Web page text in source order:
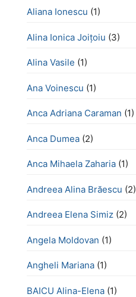
Aliana Ionescu (1)
Alina Ionica Joițoiu (3)
Alina Vasile (1)
Ana Voinescu (1)
Anca Adriana Caraman (1)
Anca Dumea (2)
Anca Mihaela Zaharia (1)
Andreea Alina Brăescu (2)
Andreea Elena Simiz (2)
Angela Moldovan (1)
Angheli Mariana (1)
BAICU Alina-Elena (1)